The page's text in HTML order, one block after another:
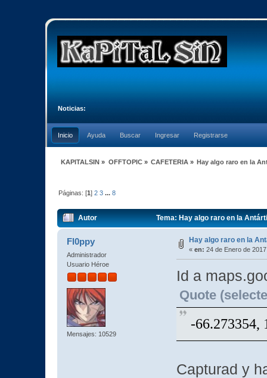
Noticias:
Inicio Ayuda Buscar Ingresar Registrarse
KAPITALSIN » OFFTOPIC» CAFETERIA» Hay algo raro en la
Páginas: [1]2 3 ...8
Autor Tema: Hay algo raro en la
Fl0ppy
Administrador
Usuario Héroe
Mensajes: 10529
Hay algo raro en la
« en: 24 de Enero de
Id a
Quote
-66.273354,
Capturad y